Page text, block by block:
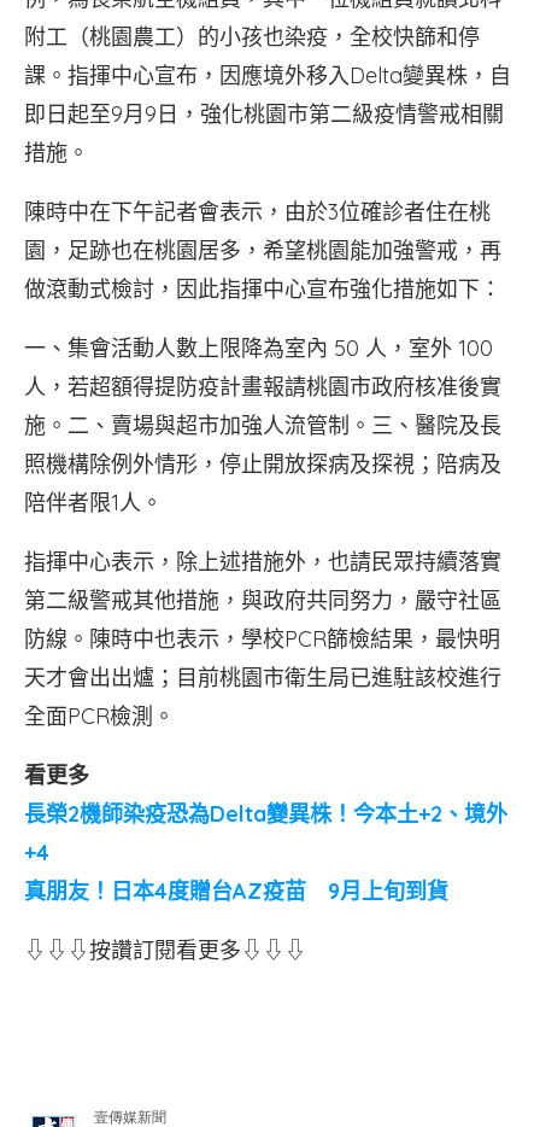
附工（桃園農工）的小孩也染疫，全校快篩和停
課。指揮中心宣布，因應境外移入Delta變異株，自
即日起至9月9日，強化桃園市第二級疫情警戒相關
措施。
陳時中在下午記者會表示，由於3位確診者住在桃
園，足跡也在桃園居多，希望桃園能加強警戒，再
做滾動式檢討，因此指揮中心宣布強化措施如下：
一、集會活動人數上限降為室內 50 人，室外 100
人，若超額得提防疫計畫報請桃園市政府核准後實
施。二、賣場與超市加強人流管制。三、醫院及長
照機構除例外情形，停止開放探病及探視；陪病及
陪伴者限1人。
指揮中心表示，除上述措施外，也請民眾持續落實
第二級警戒其他措施，與政府共同努力，嚴守社區
防線。陳時中也表示，學校PCR篩檢結果，最快明
天才會出出爐；目前桃園市衛生局已進駐該校進行
全面PCR檢測。
看更多
長榮2機師染疫恐為Delta變異株！今本土+2、境外
+4
真朋友！日本4度贈台AZ疫苗 9月上旬到貨
⇩⇩⇩按讚訂閱看更多⇩⇩⇩